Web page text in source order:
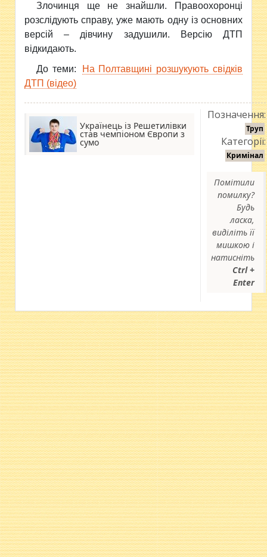
Злочинця ще не знайшли. Правоохоронці
розслідують справу, уже мають одну із основних
версій – дівчину задушили. Версію ДТП
відкидають.
До теми:
На Полтавщині розшукують свідків
ДТП (відео)
Українець із Решетилівки
став чемпіоном Європи з
сумо
Позначення:
Труп
Категорії:
Кримінал
Помітили
помилку?
Будь
ласка,
виділіть її
мишкою і
натисніть
Ctrl +
Enter